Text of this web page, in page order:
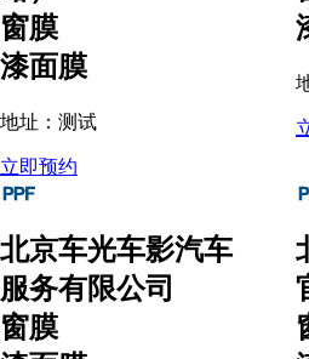
窗膜
漆面膜
地址：测试
立即预约
北京车光车影汽车
服务有限公司
窗膜